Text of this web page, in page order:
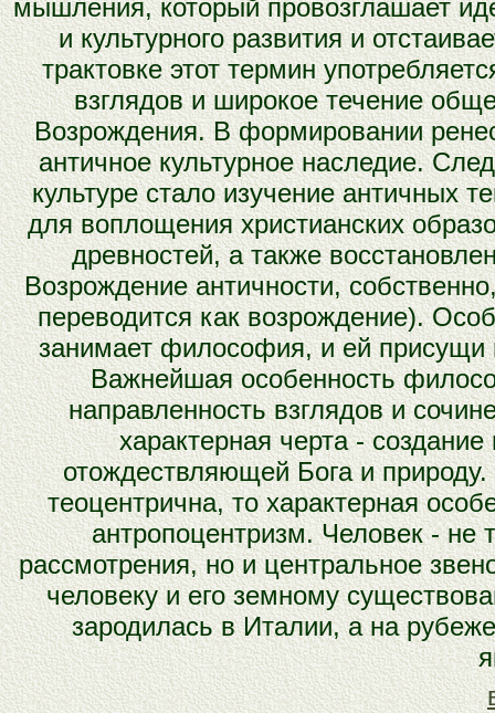
мышления, который провозглашает
и культурного развития и
трактовке этот термин
взглядов и широкое течение
Возрождения. В формировании
античное культурное наследие.
культуре стало изучение античных
для воплощения христианских
древностей, а также
Возрождение античности,
переводится как возрождение).
занимает философия, и ей присущи
Важнейшая особенность
направленность взглядов и
характерная черта -
отождествляющей Бога и
теоцентрична, то характерная
антропоцентризм. Человек - не
рассмотрения, но и центральное
человеку и его земному
зародилась в Италии, а на